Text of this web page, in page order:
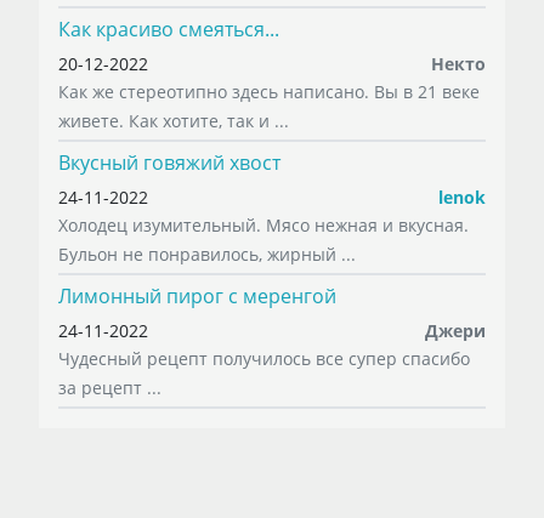
Как красиво смеяться...
20-12-2022
Некто
Как же стереотипно здесь написано. Вы в 21 веке
живете. Как хотите, так и ...
Вкусный говяжий хвост
24-11-2022
lenok
Холодец изумительный. Мясо нежная и вкусная.
Бульон не понравилось, жирный ...
Лимонный пирог с меренгой
24-11-2022
Джери
Чудесный рецепт получилось все супер спасибо
за рецепт ...